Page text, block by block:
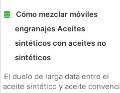
Cómo mezclar móviles
engranajes Aceites
sintéticos con aceites no
sintéticos
El duelo de larga data entre el
aceite sintético y aceite convenci